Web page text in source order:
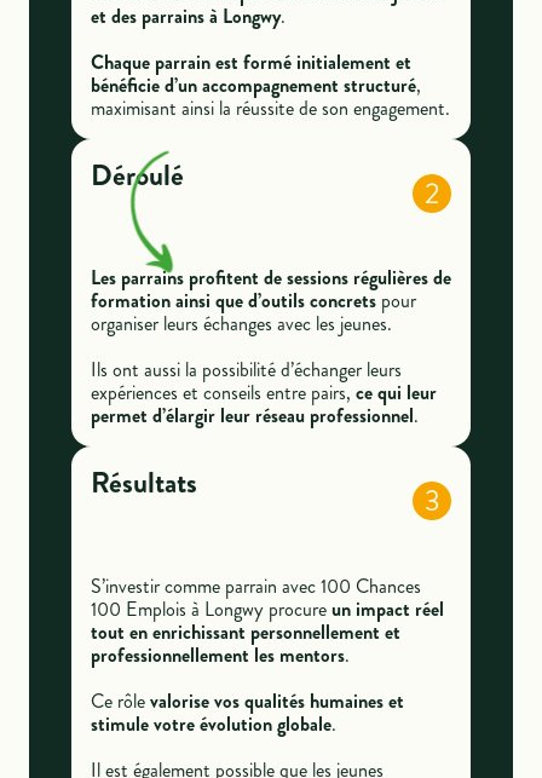
et des parrains à Longwy.
Chaque parrain est formé initialement et
bénéficie d’un accompagnement structuré,
maximisant ainsi la réussite de son engagement.
Déroulé 2
Les parrains profitent de sessions régulières de
formation ainsi que d’outils concretspour
organiser leurs échanges avec les jeunes.
Ils ont aussi la possibilité d’échanger leurs
expériences et conseils entre pairs, ce qui leur
permet d’élargir leur réseau professionnel.
Résultats 3
S’investir comme parrain avec 100 Chances
100 Emplois à Longwy procureun impact réel
tout en enrichissant personnellement et
professionnellement les mentors.
Ce rôlevalorise vos qualités humaines et
stimule votre évolution globale.
Il est également possible que les jeunes